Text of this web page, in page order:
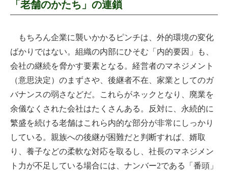
「老舗のかたち」の連鎖
もちろん企業に襲いかかるピンチは、外的環境の変化
ばかりではない。組織の内部にひそむ「内的要因」も、
会社の継続を脅かす要素となる。経営者のマネジメント
（意思決定）のまずさや、後継者不在、家業としてのガ
バナンスの弱さなどだ。これらがネックとなり、廃業を
余儀なくされた会社はたくさんある。反対に、永続的に
繁盛を続ける老舗はこれら内的な部分が非常にしっかり
している。親族への後継が困難だと判断すれば、婿取
り、養子などの柔軟な対応を取るし、社長のマネジメン
ト力が不足している場合には、ナンバー2である「番頭」